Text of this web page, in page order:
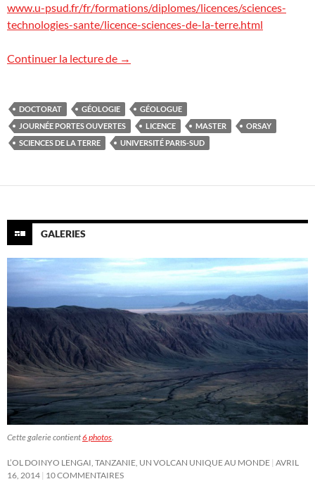
www.u-psud.fr/fr/formations/diplomes/licences/sciences-
technologies-sante/licence-sciences-de-la-terre.html
Continuer la lecture de Université Paris-Sud Orsay : Journée
→
DOCTORAT GÉOLOGIE
GÉOLOGUE
JOURNÉE PORTES OUVERTES
LICENCE MASTER
ORSAY
SCIENCES DE LA TERRE
UNIVERSITÉ PARIS-SUD
GALERIES
Cette galerie contient6 photos.
L’OL DOINYO LENGAI, TANZANIE, UN VOLCAN UNIQUE AU MONDE AVRIL
16, 2014 10 COMMENTAIRES